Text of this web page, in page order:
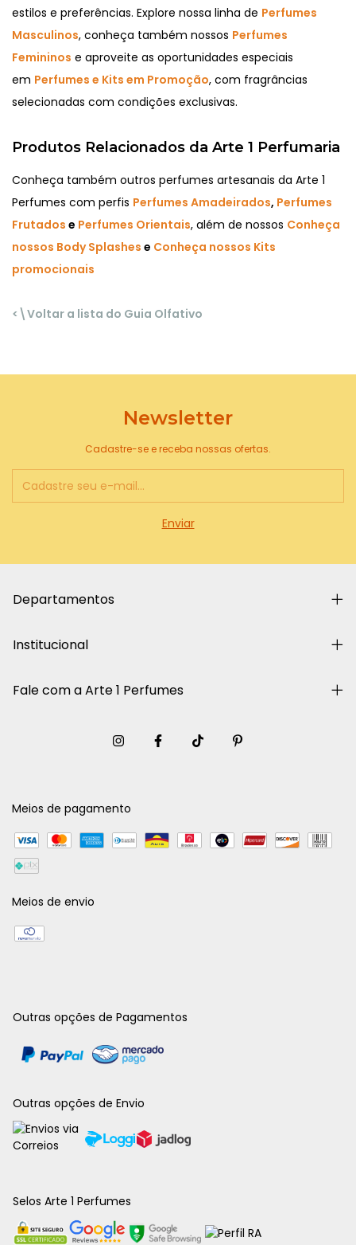
estilos e preferências. Explore nossa linha de Perfumes
Masculinos, conheça também nossos Perfumes
Femininos e aproveite as oportunidades especiais
em Perfumes e Kits em Promoção, com fragrâncias
selecionadas com condições exclusivas.
Produtos Relacionados da Arte 1 Perfumaria
Conheça também outros perfumes artesanais da Arte 1
Perfumes com perfis Perfumes Amadeirados, Perfumes
Frutados e Perfumes Orientais, além de nossos Conheça
nossos Body Splashes e Conheça nossos Kits
promocionais
<\Voltar a lista do Guia Olfativo
Newsletter
Cadastre-se e receba nossas ofertas.
Departamentos
Institucional
Fale com a Arte 1 Perfumes
Meios de pagamento
Meios de envio
Outras opções de Pagamentos
Outras opções de Envio
Selos Arte 1 Perfumes